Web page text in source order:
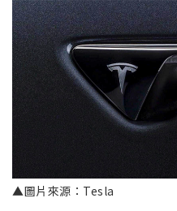
▲圖片來源：Tesla